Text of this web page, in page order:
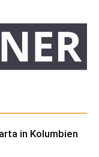
in Kolumbien